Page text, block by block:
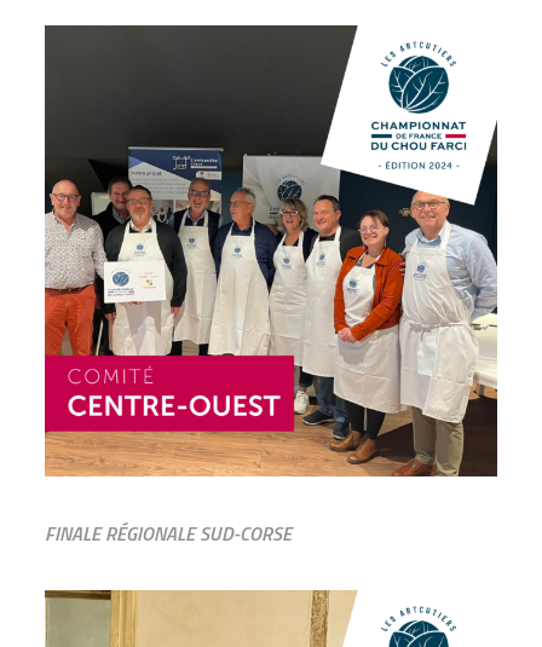
FINALE RÉGIONALE SUD-CORSE